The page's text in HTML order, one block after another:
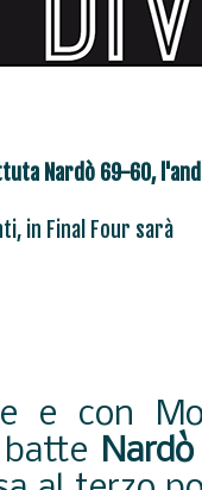
Nardò 69-60,
in Final Four sarà
e con
batte Nardò